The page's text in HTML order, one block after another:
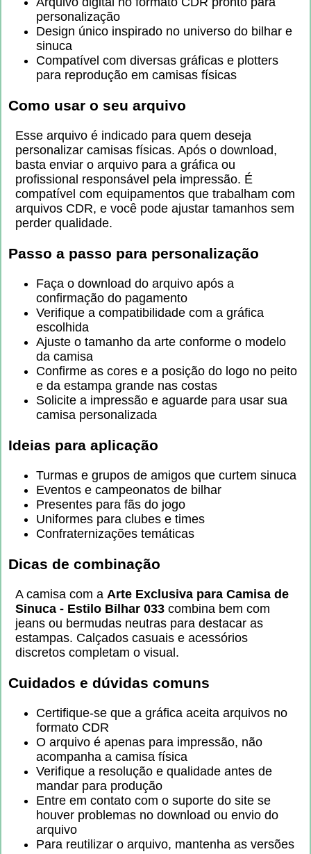
personalização
Design único inspirado no universo do bilhar e
sinuca
Compatível com diversas gráficas e plotters
para reprodução em camisas físicas
Como usar o seu arquivo
Esse arquivo é indicado para quem deseja
personalizar camisas físicas. Após o download,
basta enviar o arquivo para a gráfica ou
profissional responsável pela impressão. É
compatível com equipamentos que trabalham com
arquivos CDR, e você pode ajustar tamanhos sem
perder qualidade.
Passo a passo para personalização
Faça o download do arquivo após a
confirmação do pagamento
Verifique a compatibilidade com a gráfica
escolhida
Ajuste o tamanho da arte conforme o modelo
da camisa
Confirme as cores e a posição do logo no peito
e da estampa grande nas costas
Solicite a impressão e aguarde para usar sua
camisa personalizada
Ideias para aplicação
Turmas e grupos de amigos que curtem sinuca
Eventos e campeonatos de bilhar
Presentes para fãs do jogo
Uniformes para clubes e times
Confraternizações temáticas
Dicas de combinação
A camisa com a Arte Exclusiva para Camisa de
Sinuca - Estilo Bilhar 033 combina bem com
jeans ou bermudas neutras para destacar as
estampas. Calçados casuais e acessórios
discretos completam o visual.
Cuidados e dúvidas comuns
Certifique-se que a gráfica aceita arquivos no
formato CDR
O arquivo é apenas para impressão, não
acompanha a camisa física
Verifique a resolução e qualidade antes de
mandar para produção
Entre em contato com o suporte do site se
houver problemas no download ou envio do
arquivo
Para reutilizar o arquivo, mantenha as versões